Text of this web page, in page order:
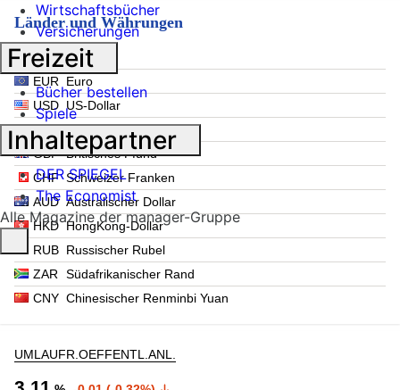
Länder und Währungen
EUR Euro
USD US-Dollar
JPY
Japanischer Yen
GBP Britisches Pfund
CHF Schweizer Franken
AUD Australischer Dollar
HKD HongKong-Dollar
RUB Russischer Rubel
ZAR Südafrikanischer Rand
CNY Chinesischer Renminbi Yuan
UMLAUFR.OEFFENTL.ANL.
Wirtschaftsbücher
Versicherungen
Freizeit
Bücher bestellen
Spiele
Inhaltepartner
DER SPIEGEL
The Economist
Alle Magazine der manager-Gruppe